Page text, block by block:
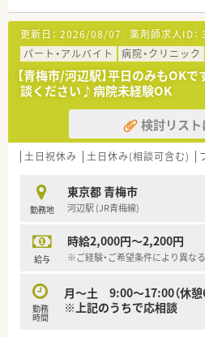
■採用は施設ごととなる為、異動
■飲食店が点在し、住宅街が広
フレッシュにも最適なエリアで
＼就業環境／
■診療科目は精神科を中心に内科
■午前中は外来対応、午後は入院
ます。
■17時定時で残業はほぼござい
週の労働時間は35時間と短め
■無料駐車場完備、専用送迎バス
＼業務内容／
■入院患者様の調剤、監査、お薬セ
■医薬品管理、医薬品情報管理
更新日： 2026/08/07 薬剤師求人ID：
パート・アルバイト
病院・クリニック
【青梅市/河辺駅】平日のみもOK
談ください♪病院未経験OK
検討リスト
土日祝休み 土日休み(相談可含む)
勤務地
東京都 青梅市
河辺駅 (JR青梅線)
給与
時給2,000円～2,200円
※ご経験・ご希望条件により異なる
勤務
時間
月～土 9:00～17:00（休憩
※上記のうちで応相談